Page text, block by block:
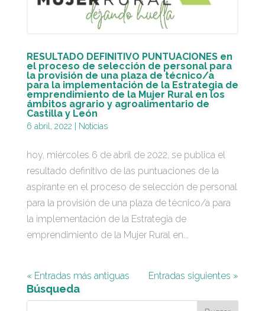
RESULTADO DEFINITIVO PUNTUACIONES en
el proceso de selección de personal para
la provisión de una plaza de técnico/a
para la implementación de la Estrategia de
emprendimiento de la Mujer Rural en los
ámbitos agrario y agroalimentario de
Castilla y León
6 abril, 2022 Noticias
hoy, miércoles 6 de abril de 2022, se publica el
resultado definitivo de las puntuaciones de la
aspirante en el proceso de selección de personal
para la provisión de una plaza de técnico/a para
la implementación de la Estrategia de
emprendimiento de la Mujer Rural en...
« Entradas más antiguas Entradas siguientes »
Búsqueda